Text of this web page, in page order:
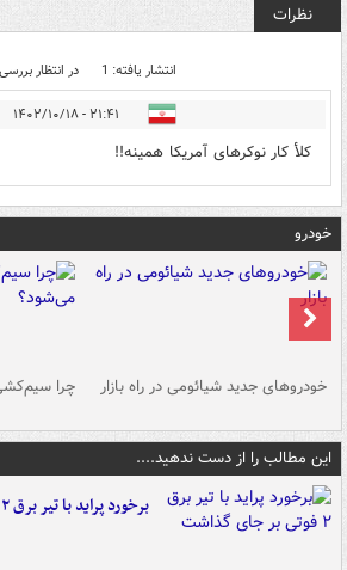
نظرات
انتشار یافته: 1 در انتظار
۲۱:۴۱ - ۱۴۰۲/۱۰/۱۸
کلأ کار نوکرهای آمریکا همینه!!
خودرو
خودروهای جدید شیائومی در راه بازار چرا
این مطالب را از دست ندهید....
برخورد پراید با تیر برق ۲ فوتی بر جای گذاشت